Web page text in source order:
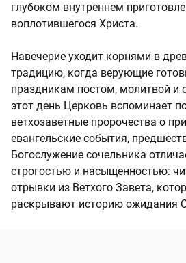
глубоком внутреннем
воплотившегося Христа.
Навечерие уходит корнями в
традицию, когда верующие
праздникам постом, молитвой и
этот день Церковь вспоминает
ветхозаветные пророчества о
евангельские события,
Богослужение сочельника
строгостью и насыщенностью:
отрывки из Ветхого Завета,
раскрывают историю ожидания